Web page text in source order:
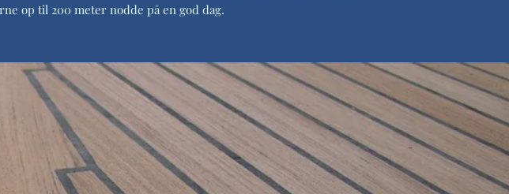
op til 200 meter nodde på en god dag.